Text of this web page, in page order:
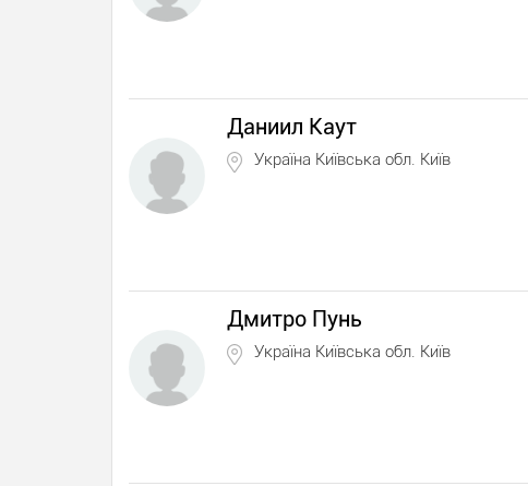
Даниил Каут
Україна Київська обл. Київ
Дмитро Пунь
Україна Київська обл. Київ